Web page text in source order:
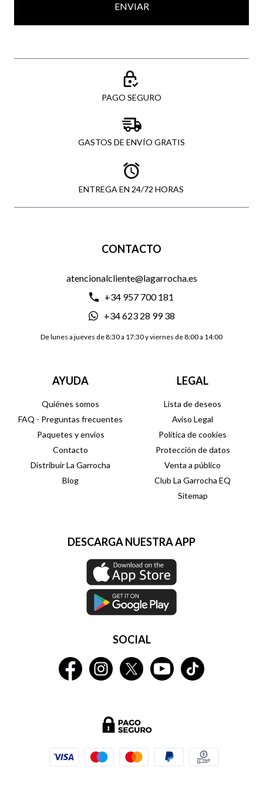
ENVIAR
PAGO SEGURO
GASTOS DE ENVÍO GRATIS
ENTREGA EN 24/72 HORAS
CONTACTO
atencionalcliente@lagarrocha.es
+34 957 700 181
+34 623 28 99 38
De lunes a jueves de 8:30 a 17:30 y viernes de 8:00 a 14:00
AYUDA
Quiénes somos
FAQ - Preguntas frecuentes
Paquetes y envíos
Contacto
Distribuir La Garrocha
Blog
LEGAL
Lista de deseos
Aviso Legal
Política de cookies
Protección de datos
Venta a público
Club La Garrocha EQ
Sitemap
DESCARGA NUESTRA APP
SOCIAL